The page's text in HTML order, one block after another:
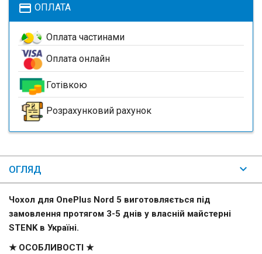
payment ОПЛАТА
Оплата частинами
Оплата онлайн
Готівкою
Розрахунковий рахунок
ОГЛЯД
Чохол для OnePlus Nord 5 виготовляється під
замовлення протягом 3-5 днів у власній майстерні
STENK в Україні.
★ ОСОБЛИВОСТІ ★